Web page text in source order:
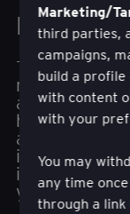
Hizmet
Teknoloji
merkezliliği
adım önünde
hizmet
alanlarını
içgörü odaklı,
iyi müşteri ve
yardımcı olur.
Marketing/
third parties,
campaigns,
build a
with content
with your
You may
any time
through a link